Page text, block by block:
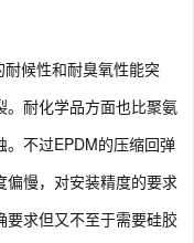
候性和耐臭氧性能突
耐化学品方面也比聚氨
不过EPDM的压缩回弹
偏慢，对安装精度的要求
要求但又不至于需要硅胶